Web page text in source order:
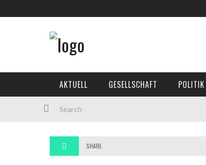
AKTUELL GESELLSCHAFT POLITIK
SHARE